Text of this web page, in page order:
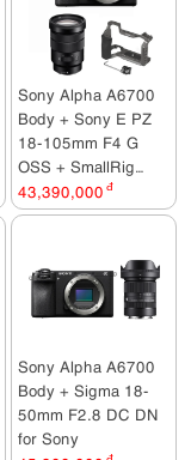
Sony Alpha A6700
Body + Sony E PZ
18-105mm F4 G
OSS + SmallRig
Hawk Lock Cage Kit
for Sony A6700
43,390,000 đ
Sony Alpha A6700
Body + Sigma 18-
50mm F2.8 DC DN
for Sony